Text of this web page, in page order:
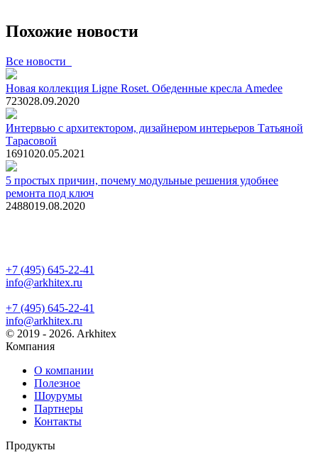
Похожие новости
Все новости
Новая коллекция Ligne Roset. Обеденные кресла Amedee
723028.09.2020
Интервью с архитектором, дизайнером интерьеров Татьяной
Тарасовой
1691020.05.2021
5 простых причин, почему модульные решения удобнее
ремонта под ключ
2488019.08.2020
+7 (495) 645-22-41
info@arkhitex.ru
+7 (495) 645-22-41
info@arkhitex.ru
© 2019 - 2026. Arkhitex
Компания
О компании
Полезное
Шоурумы
Партнеры
Контакты
Продукты